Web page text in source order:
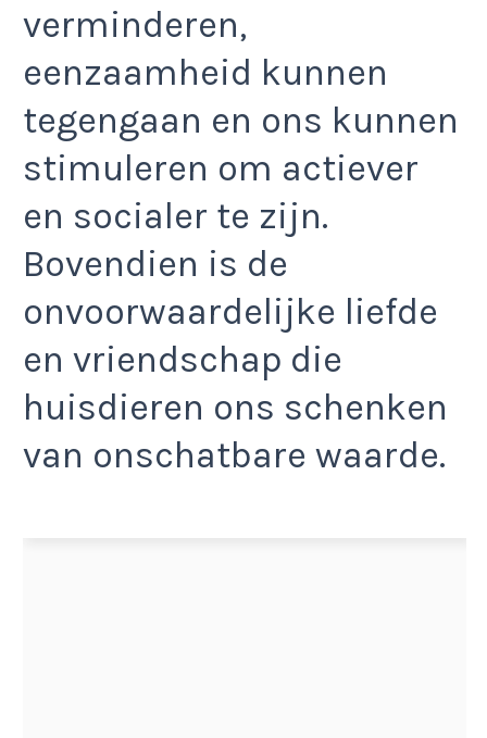
verminderen,
eenzaamheid kunnen
tegengaan en ons kunnen
stimuleren om actiever
en socialer te zijn.
Bovendien is de
onvoorwaardelijke liefde
en vriendschap die
huisdieren ons schenken
van onschatbare waarde.